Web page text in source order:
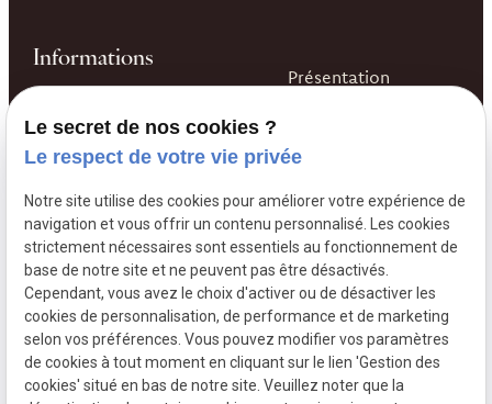
Informations
Garenne69220 CHARENTAY
Présentation
réception
Nos Vins
L´abus d´alcool est dangereux pour la santé. À consommer
avec modération
Mentions
légales
Politique de
confidentialité
Plan du
site
Gestion
Le secret de nos cookies ?
Le respect de votre vie privée
Notre site utilise des cookies pour améliorer votre expérience de
navigation et vous offrir un contenu personnalisé. Les cookies
strictement nécessaires sont essentiels au fonctionnement de
base de notre site et ne peuvent pas être désactivés.
Cependant, vous avez le choix d'activer ou de désactiver les
cookies de personnalisation, de performance et de marketing
selon vos préférences. Vous pouvez modifier vos paramètres
de cookies à tout moment en cliquant sur le lien 'Gestion des
cookies' situé en bas de notre site. Veuillez noter que la